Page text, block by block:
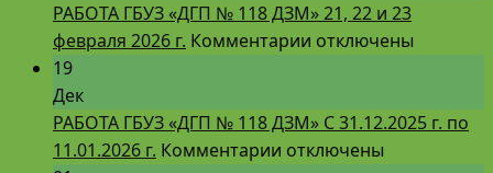
в
сфере
ГБУЗ
«ДГП
ДЗМ»
7,
РАБОТА ГБУЗ «ДГП № 118 ДЗМ» 21, 22 и 23
февраля 2026 г. Комментарии к
ГБУЗ
«ДГП
отключены
19
Дек
РАБОТА ГБУЗ «ДГП № 118 ДЗМ» С 31.12.2025 г. по
11.01.2026 г. Комментарии котключены